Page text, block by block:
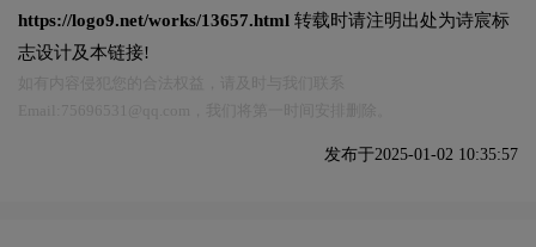
https://logo9.net/works/13657.html 转载时请注明出处为诗宸标
志设计及本链接!
发布于2025-01-02 10:35:57